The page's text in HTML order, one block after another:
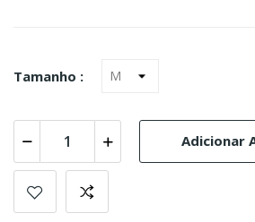
Tamanho :
Adicionar